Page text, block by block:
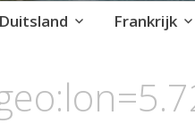
Duitsland Frankrijk